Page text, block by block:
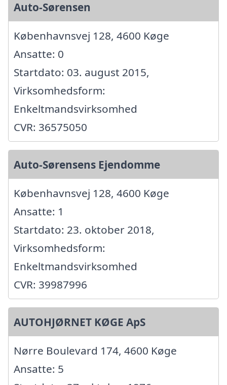
Auto-Sørensen
Københavnsvej 128, 4600 Køge
Ansatte: 0
Startdato: 03. august 2015,
Virksomhedsform:
Enkeltmandsvirksomhed
CVR: 36575050
Auto-Sørensens Ejendomme
Københavnsvej 128, 4600 Køge
Ansatte: 1
Startdato: 23. oktober 2018,
Virksomhedsform:
Enkeltmandsvirksomhed
CVR: 39987996
AUTOHJØRNET KØGE ApS
Nørre Boulevard 174, 4600 Køge
Ansatte: 5